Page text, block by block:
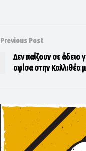
Previous Post
Δεν παίζουν σε
αφίσα στην